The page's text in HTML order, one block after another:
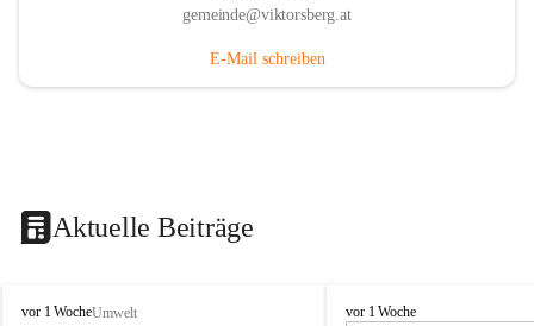
gemeinde@viktorsberg.at
E-Mail schreiben
Aktuelle Beiträge
V
vor 1 WocheUmwelt
V
vor 1 Woche